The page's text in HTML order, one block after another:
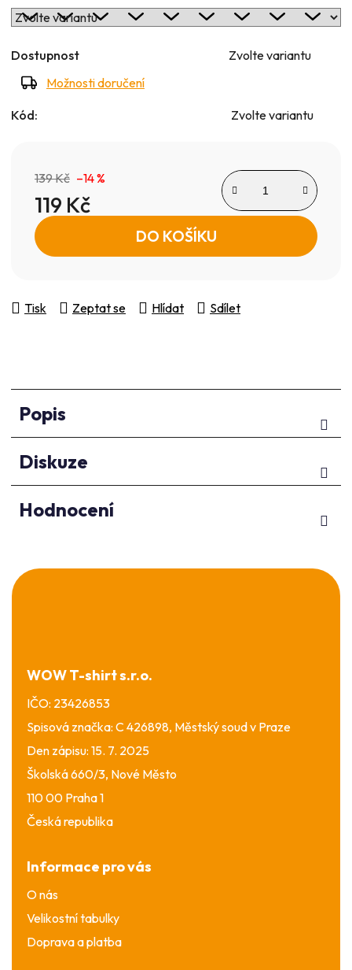
Dostupnost
Zvolte variantu
Možnosti doručení
Kód: Zvolte variantu
139 Kč –14 %
119 Kč
Měrná cena: DO KOŠÍKU
Tisk Zeptat se Hlídat Sdílet
Popis
Diskuze
Hodnocení
Z
á
WOW T-shirt s.r.o.
IČO: 23426853
Spisová značka: C 426898, Městský soud v Praze
Den zápisu: 15. 7. 2025
Školská 660/3, Nové Město
110 00 Praha 1
Česká republika
Informace pro vás
O nás
Velikostní tabulky
Doprava a platba